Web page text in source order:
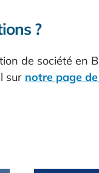
?
de société en
sur notre page